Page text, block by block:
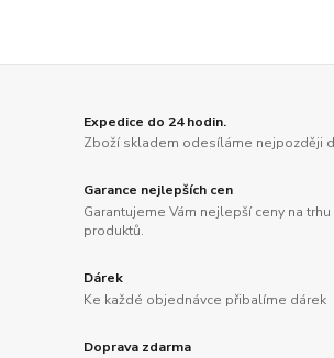
Expedice do 24 hodin.
Zboží skladem odesíláme nejpozději
Garance nejlepších cen
Garantujeme Vám nejlepší ceny na
produktů.
Dárek
Ke každé objednávce přibalíme dárek
Doprava zdarma